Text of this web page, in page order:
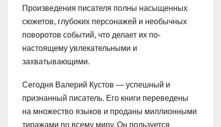
Произведения писателя полны насыщенных
сюжетов, глубоких персонажей и необычных
поворотов событий, что делает их по-
настоящему увлекательными и
захватывающими.
Сегодня Валерий Кустов — успешный и
признанный писатель. Его книги переведены
на множество языков и проданы миллионными
тиражами по всему миру. Он пользуется